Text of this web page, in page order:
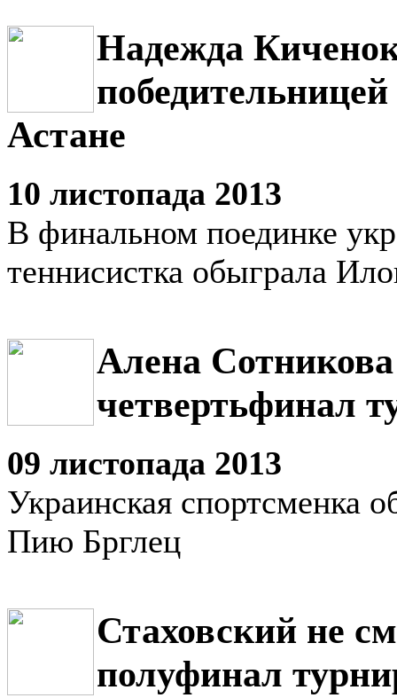
Надежда
Астане
10 листопада 2013
В финальном поединке
теннисистка обыграла
Алена
четвертьфинал
09 листопада 2013
Украинская спортсменка
Пию Брглец
Стаховский не
полуфинал